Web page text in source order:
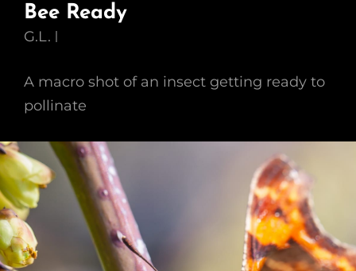
Bee Ready
G.L.
A macro shot of an insect getting ready to
pollinate